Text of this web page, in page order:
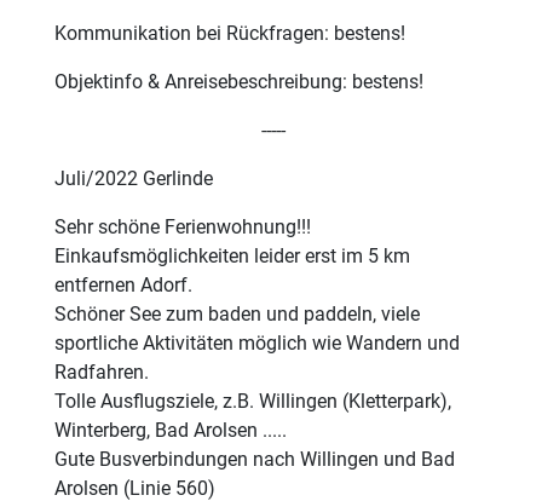
Kommunikation bei Rückfragen: bestens!
Objektinfo & Anreisebeschreibung: bestens!
-----
Juli/2022 Gerlinde
Sehr schöne Ferienwohnung!!!
Einkaufsmöglichkeiten leider erst im 5 km
entfernen Adorf.
Schöner See zum baden und paddeln, viele
sportliche Aktivitäten möglich wie Wandern und
Radfahren.
Tolle Ausflugsziele, z.B. Willingen (Kletterpark),
Winterberg, Bad Arolsen .....
Gute Busverbindungen nach Willingen und Bad
Arolsen (Linie 560)